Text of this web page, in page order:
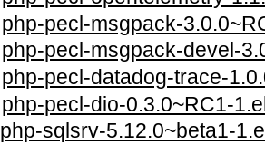
php-pecl-msgpack-
php-pecl-msgpack-devel-
php-pecl-datadog-trace-
php-pecl-dio-0.3.0~RC1-
php-sqlsrv-5.12.0~beta1-